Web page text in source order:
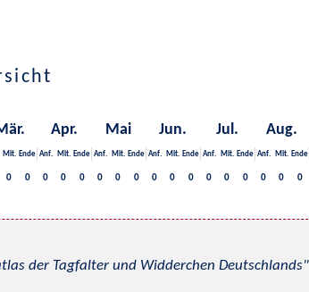
Apr. Mai Jun. Jul. Aug.
Mit. Ende Anf. Mit. Ende Anf. Mit. Ende Anf. Mit. Ende Anf. Mit. Ende Anf. Mit. Ende
0 0 0 0 0 0 0 0 0 0 0 0 0 0 0 0 0
der Tagfalter und Widderchen Deutschlands